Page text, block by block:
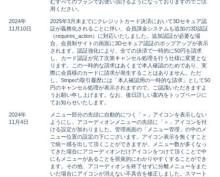
むすべてのプランでお使い頂けるようになっておりますのでご活
用ください。
2024年
11月10日
2025年3月末までにクレジットカード決済において3Dセキュア認
証が義務化されることに伴い、会員課金システムも追加の3D認証
（requires_action）に対応いたしました。追加認証が必要な場
合、会員制サイトの画面に3Dセキュア認証のポップアップが表示
されます。認証強化により、全ての決済で一時的に50円を請求
し、カード認証が完了次第キャンセル処理を行う仕様に変更とな
ります。この一時的な請求はあくまで本人確認のためであり、実
際に会員様のカードに請求が発生することはありません。ただ
し、Stripeの取引履歴には「本人確認用の一時的な請求」として50
円のキャンセル処理が表示されますので、ご認識いただきますよ
うお願い申し上げます。なお、後日詳しい案内をトップページに
てお知らせいたします。
2024年
11月4日
メニュー部分の先頭に自動的につく「＞」アイコンを表示しない
ようにし、アコーディオンメニューの先頭に「＞」アイコンを付
ける設定が加わりました。管理画面の「メニュー管理」の中のメ
ニュー位置の設定の下にございます。アイコン表示を無くすこと
で統一感を出して頂くことができますが、メニュー数が多くなっ
てきた場合にアコーディオンだけアイコンをつけて頂くことで中
にもメニューがあることを視覚的にわかりやすくすることができ
ます。その他、アコーディオンを終了せずに分離メニューをまた
いだ場合にアイコンが消えない不具合を修正しました。スマート